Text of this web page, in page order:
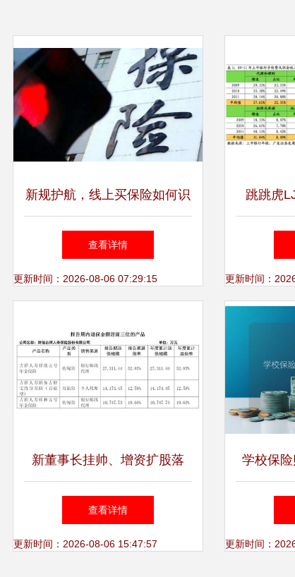
新规护航，线上买保险如何识
别靠谱渠道？——聚焦‘代理收
取保险费’风险
查看详情
更新时间：2026-08-06 07:29:15
跳跳虎
局，乘时
更新时间：
新董事长挂帅、增资扩股落
地，财信人寿 转型求变，前
路仍待破局
查看详情
更新时间：2026-08-06 15:47:57
学校保
保险费
更新时间：